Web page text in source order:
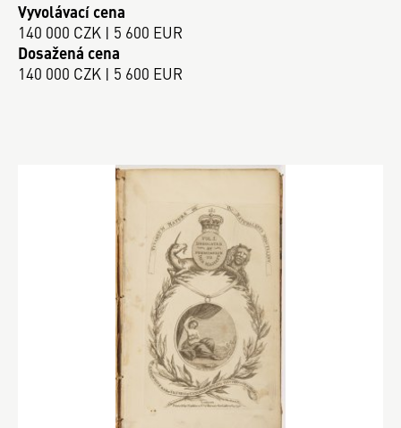
Vyvolávací cena
140 000 CZK | 5 600 EUR
Dosažená cena
140 000 CZK | 5 600 EUR